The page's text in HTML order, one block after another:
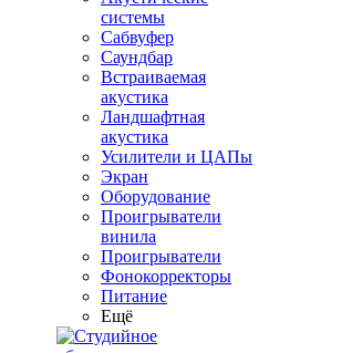
системы
Сабвуфер
Саундбар
Встраиваемая
акустика
Ландшафтная
акустика
Усилители и ЦАПы
Экран
Оборудование
Проигрыватели
винила
Проигрыватели
Фонокорректоры
Питание
Ещё